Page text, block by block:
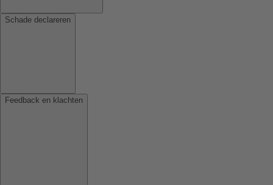
Schade declareren
Feedback en klachten